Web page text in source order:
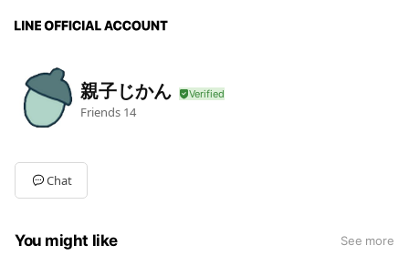
親子じかん
Friends 14
Chat
You might like See more